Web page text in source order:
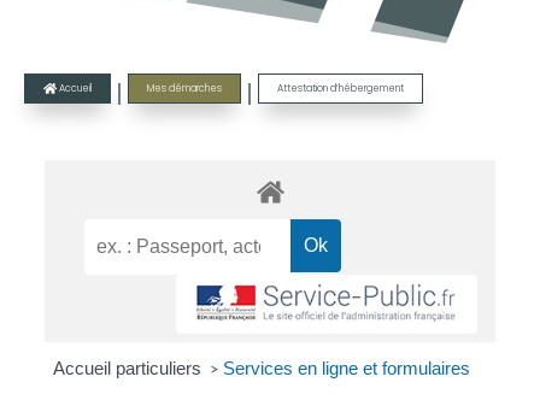
 Accueil | Mes démarches | Attestation d’hébergement
Accueil particuliers > Services en ligne et formulaires